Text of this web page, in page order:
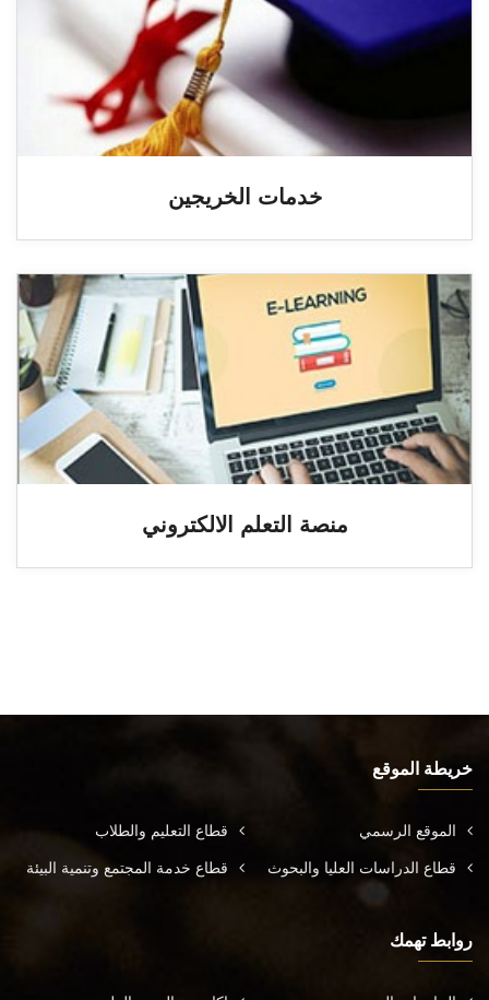
خدمات الخريجين
منصة التعلم الالكتروني
خريطة الموقع
الموقع الرسمي قطاع التعليم والطلاب
قطاع الدراسات العليا والبحوث قطاع خدمة المجتمع وتنمية البيئة
روابط تهمك